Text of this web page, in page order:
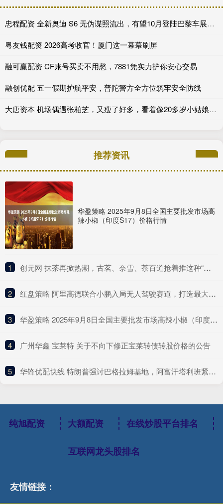
忠程配资 全新奥迪 S6 无伪谍照流出，有望10月登陆巴黎车展完成首秀!
粤友钱配资 2026高考收官！厦门这一幕幕刷屏
融可赢配资 CF账号买卖不用愁，7881凭实力护你安心交易
融创优配 五一假期护航平安，普陀警方全方位筑牢安全防线
大唐资本 机场偶遇张柏芝，又瘦了好多，看着像20多岁小姑娘，状态碾压王菲_小朋友_性格_网友
推荐资讯
华盈策略 2025年9月8日全国主要批发市场高
辣小椒（印度S17）价格行情
1 ​创元网 抹茶再掀热潮，古茗、奈雪、茶百道抢着推这种“浓”新品
2 ​红盘策略 阿里高德联合小鹏入局无人驾驶赛道，打造最大Robotaxi聚合平台
3 ​华盈策略 2025年9月8日全国主要批发市场高辣小椒（印度S17）价格行情
4 ​广州华鑫 宝莱特 关于不向下修正宝莱转债转股价格的公告
5 ​华锋优配快线 特朗普强讨巴格拉姆基地，阿富汗塔利班紧急应对
纯旭配资 大额配资 在线炒股平台排名
互联网龙头股排名
友情链接：